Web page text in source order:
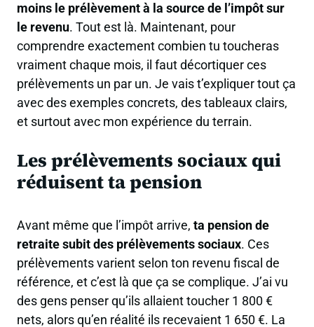
moins le prélèvement à la source de l’impôt sur
le revenu. Tout est là. Maintenant, pour
comprendre exactement combien tu toucheras
vraiment chaque mois, il faut décortiquer ces
prélèvements un par un. Je vais t’expliquer tout ça
avec des exemples concrets, des tableaux clairs,
et surtout avec mon expérience du terrain.
Les prélèvements sociaux qui
réduisent ta pension
Avant même que l’impôt arrive, ta pension de
retraite subit des prélèvements sociaux. Ces
prélèvements varient selon ton revenu fiscal de
référence, et c’est là que ça se complique. J’ai vu
des gens penser qu’ils allaient toucher 1 800 €
nets, alors qu’en réalité ils recevaient 1 650 €. La